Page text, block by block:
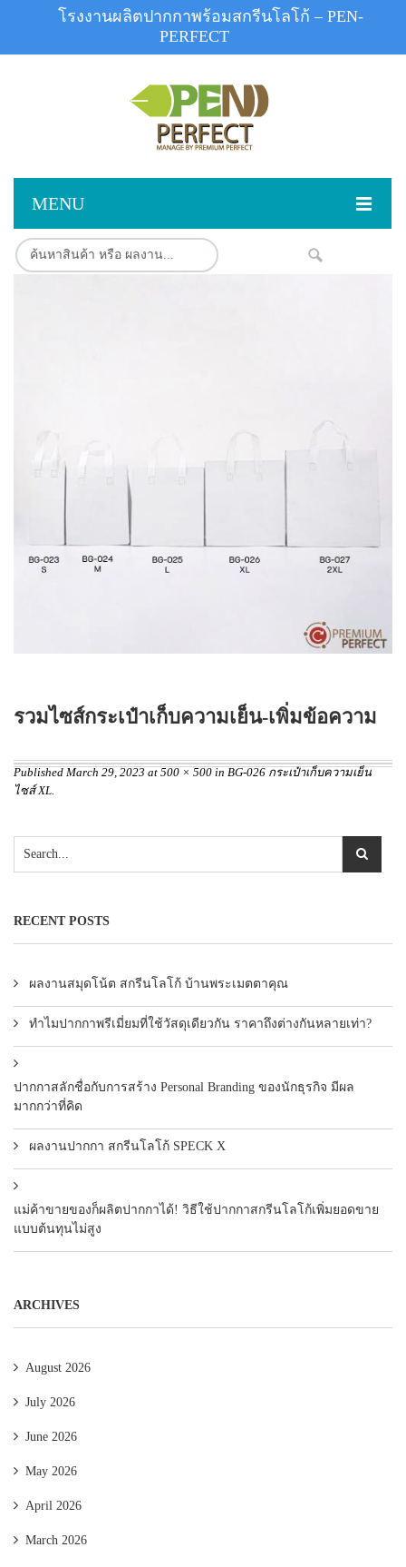
MENU
หน้าแรก
ปากกา USB
ปากกาทัชสกรีน
ปากกา Quantum
ถุงผ้า กระเป๋าผ้า
สมุดโน้ต และอื่นๆ
Gift Set
เกี่ยวกับเรา
โชว์รูม
รวมไซส์กระเป๋าเก็บความเย็น-เพิ่มข้อความ
Published March 29, 2023 at 500 × 500 in BG-026 กระเป๋าเก็บความเย็น
ไซส์ XL.
RECENT POSTS
ผลงานสมุดโน้ต สกรีนโลโก้ บ้านพระเมตตาคุณ
ทำไมปากกาพรีเมี่ยมที่ใช้วัสดุเดียวกัน ราคาถึงต่างกันหลายเท่า?
ปากกาสลักชื่อกับการสร้าง Personal Branding ของนักธุรกิจ มีผล
มากกว่าที่คิด
ผลงานปากกา สกรีนโลโก้ SPECK X
แม่ค้าขายของก็ผลิตปากกาได้! วิธีใช้ปากกาสกรีนโลโก้เพิ่มยอดขาย
แบบต้นทุนไม่สูง
ARCHIVES
August 2026
July 2026
June 2026
May 2026
April 2026
March 2026
โรงงานผลิตปากกาพร้อมสกรีนโลโก้ – PEN-
PERFECT